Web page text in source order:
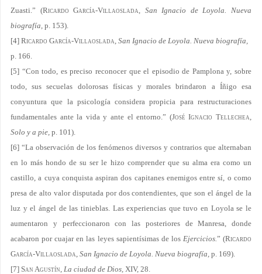
Zuasti.” (Ricardo García-Villaoslada
San Ignacio de Loyola. Nueva
biografía, p. 153).
[4] Ricardo García-Villaoslada San Ignacio de Loyola. Nueva biografía,
p. 166.
[5] “Con todo, es preciso reconocer que el episodio de Pamplona y, sobre
todo, sus secuelas dolorosas físicas y morales brindaron a Íñigo esa
conyuntura que la psicología considera propicia para restructuraciones
fundamentales ante la vida y ante el entorno.” (José Ignacio Tellechea
Solo y a pie, p. 101).
[6] “La observación de los fenómenos diversos y contrarios que alternaban
en lo más hondo de su ser le hizo comprender que su alma era como un
castillo, a cuya conquista aspiran dos capitanes enemigos entre sí, o como
presa de alto valor disputada por dos contendientes, que son el ángel de la
luz y el ángel de las tinieblas. Las experiencias que tuvo en Loyola se le
aumentaron y perfeccionaron con las posteriores de Manresa, donde
acabaron por cuajar en las leyes sapientísimas de los Ejercicios. ” (Ricardo
García-Villaoslada San Ignacio de Loyola. Nueva biografía, p. 169).
[7] San Agustín, La ciudad de Dios, XIV, 28.